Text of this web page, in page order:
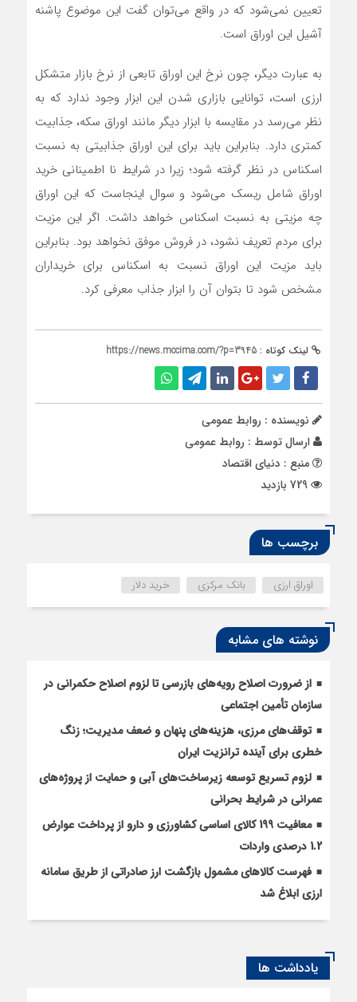
تعیین نمی‌شود که در واقع می‌توان گفت این موضوع پاشنه
آشیل این اوراق است.
به عبارت دیگر، چون نرخ این اوراق تابعی از نرخ بازار متشکل
ارزی است، توانایی بازاری شدن این ابزار وجود ندارد که به
نظر می‌رسد در مقایسه با ابزار دیگر مانند اوراق سکه، جذابیت
کمتری دارد. بنابراین باید برای این اوراق جذابیتی به نسبت
اسکناس در نظر گرفته شود؛ زیرا در شرایط نا اطمینانی خرید
اوراق شامل ریسک می‌شود و سوال اینجاست که این اوراق
چه مزیتی به نسبت اسکناس خواهد داشت. اگر این مزیت
برای مردم تعریف نشود، در فروش موفق نخواهد بود. بنابراین
باید مزیت این اوراق نسبت به اسکناس برای خریداران
مشخص شود تا بتوان آن را ابزار جذاب معرفی کرد.
لینک کوتاه : https://news.mccima.com/?p=3945
نویسنده : روابط عمومی
ارسال توسط : روابط عمومی
منبع : دنیای اقتصاد
برچسب ها
اوراق ارزی بانک مرکزی خرید دلار
نوشته های مشابه
از ضرورت اصلاح رویه‌های بازرسی تا لزوم اصلاح حکمرانی در
سازمان تأمین اجتماعی
توقف‌های مرزی، هزینه‌های پنهان و ضعف مدیریت؛ زنگ
خطری برای آینده ترانزیت ایران
لزوم تسریع توسعه زیرساخت‌های آبی و حمایت از پروژه‌های
عمرانی در شرایط بحرانی
معافیت 199 کالای اساسی کشاورزی و دارو از پرداخت عوارض
1.2 درصدی واردات
فهرست کالاهای مشمول بازگشت ارز صادراتی از طریق سامانه
ارزی ابلاغ شد
یادداشت ها